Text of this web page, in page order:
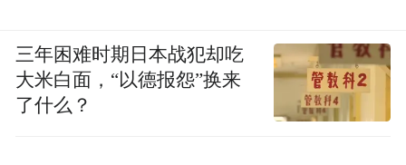
三年困难时期日本战犯却吃
大米白面，“以德报怨”换来
了什么？